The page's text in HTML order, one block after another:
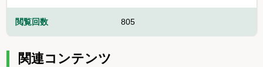
閲覧回数 805
関連コンテンツ